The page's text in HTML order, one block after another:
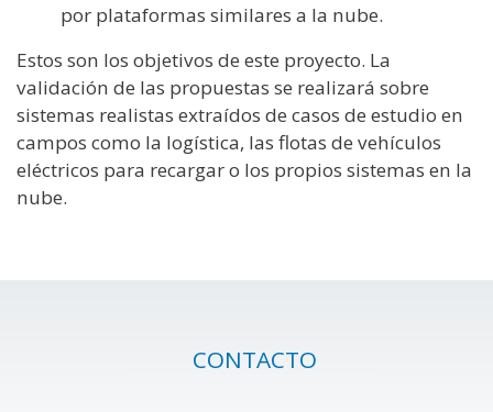
por plataformas similares a la nube.
Estos son los objetivos de este proyecto. La
validación de las propuestas se realizará sobre
sistemas realistas extraídos de casos de estudio en
campos como la logística, las flotas de vehículos
eléctricos para recargar o los propios sistemas en la
nube.
CONTACTO